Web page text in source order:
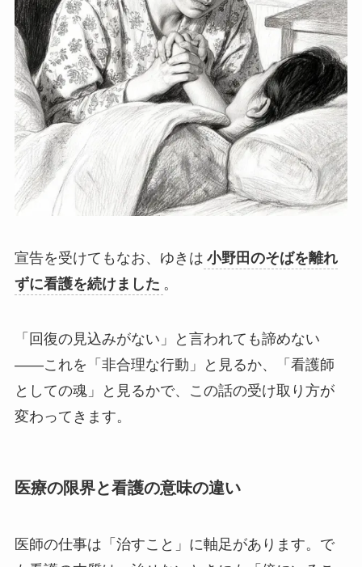
宣告を受けてもなお、ゆきは 小野田のそばを離れ
ずに看護を続けました 。
「回復の見込みがない」と言われても諦めない
——これを「非合理な行動」と見るか、「看護師
としての魂」と見るかで、この話の受け取り方が
変わってきます。
医療の限界と看護の意味の違い
医師の仕事は「治すこと」に軸足があります。で